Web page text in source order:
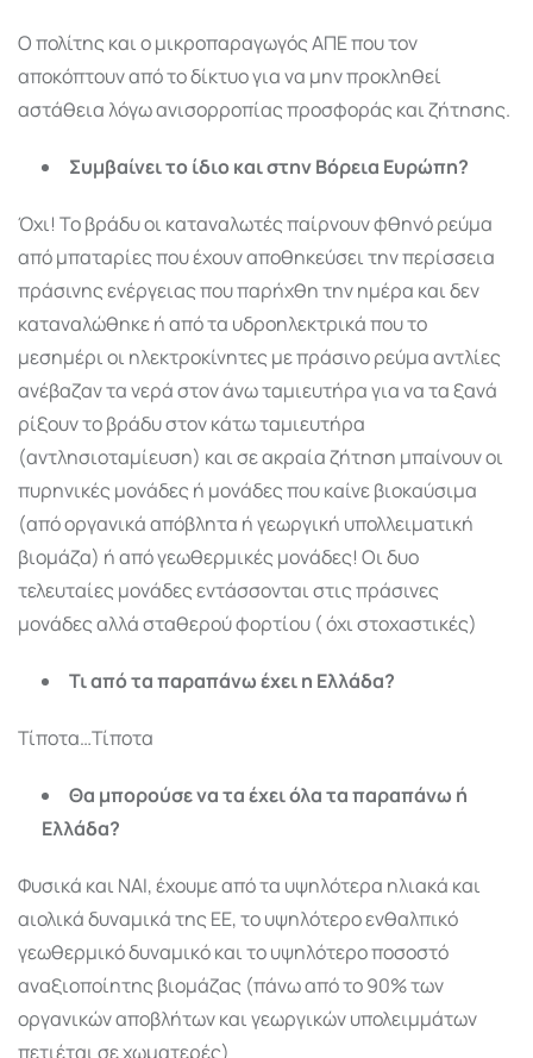
Ο πολίτης και ο μικροπαραγωγός ΑΠΕ που τον
αποκόπτουν από το δίκτυο για να μην προκληθεί
αστάθεια λόγω ανισορροπίας προσφοράς και ζήτησης.
Συμβαίνει το ίδιο και στην Βόρεια Ευρώπη?
Όχι! Το βράδυ οι καταναλωτές παίρνουν φθηνό ρεύμα
από μπαταρίες που έχουν αποθηκεύσει την περίσσεια
πράσινης ενέργειας που παρήχθη την ημέρα και δεν
καταναλώθηκε ή από τα υδροηλεκτρικά που το
μεσημέρι οι ηλεκτροκίνητες με πράσινο ρεύμα αντλίες
ανέβαζαν τα νερά στον άνω ταμιευτήρα για να τα ξανά
ρίξουν το βράδυ στον κάτω ταμιευτήρα
(αντλησιοταμίευση) και σε ακραία ζήτηση μπαίνουν οι
πυρηνικές μονάδες ή μονάδες που καίνε βιοκαύσιμα
(από οργανικά απόβλητα ή γεωργική υπολλειματική
βιομάζα) ή από γεωθερμικές μονάδες! Οι δυο
τελευταίες μονάδες εντάσσονται στις πράσινες
μονάδες αλλά σταθερού φορτίου ( όχι στοχαστικές)
Τι από τα παραπάνω έχει η Ελλάδα?
Τίποτα…Τίποτα
Θα μπορούσε να τα έχει όλα τα παραπάνω ή
Ελλάδα?
Φυσικά και ΝΑΙ, έχουμε από τα υψηλότερα ηλιακά και
αιολικά δυναμικά της ΕΕ, το υψηλότερο ενθαλπικό
γεωθερμικό δυναμικό και το υψηλότερο ποσοστό
αναξιοποίητης βιομάζας (πάνω από το 90% των
οργανικών αποβλήτων και γεωργικών υπολειμμάτων
πετιέται σε χωματερές)